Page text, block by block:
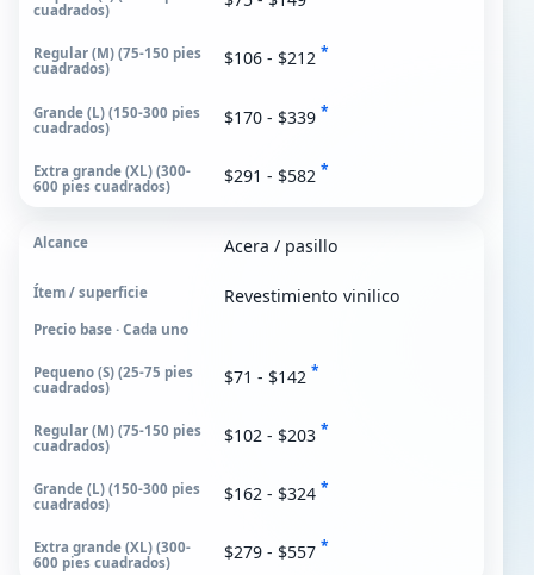
$106 - $212 *
$170 - $339 *
$291 - $582 *
Acera / pasillo
Revestimiento vinilico
Precio base · Cada uno
$71 - $142 *
$102 - $203 *
$162 - $324 *
$279 - $557 *